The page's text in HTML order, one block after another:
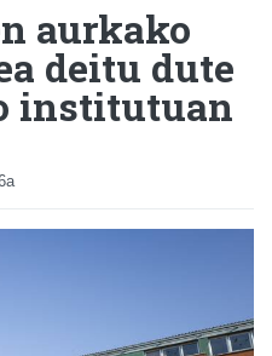
aurkako
deitu dute
institutuan